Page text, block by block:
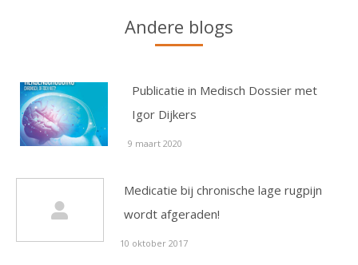
Andere blogs
Publicatie in Medisch Dossier met
Igor Dijkers
9 maart 2020
Medicatie bij chronische lage rugpijn
wordt afgeraden!
10 oktober 2017